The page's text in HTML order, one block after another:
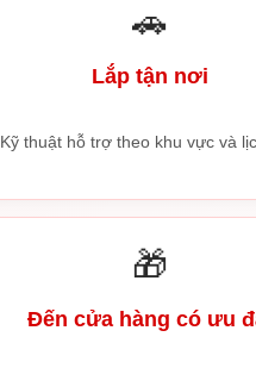
🚗
Lắp tận nơi
Kỹ thuật hỗ trợ theo khu vực và
🎁
Đến cửa hàng có ưu